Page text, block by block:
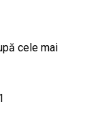
cele mai